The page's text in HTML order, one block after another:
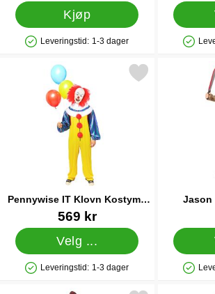
Kjøp
Produkttilgjengelighet: På lager
Leveringstid: 1-3 dager
Pennywise IT Klovn Kostyme
Klassisk
Varenummer 38821
569 kr
Velg ...
Produkttilgjengelighet: På lager
Leveringstid: 1-3 dager
pennywise IT Klovn Kostyme Klassisk
Jason
Merk